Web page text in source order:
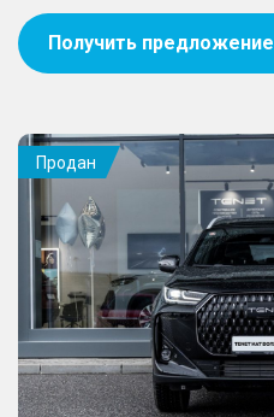
Получить предложение
Продан